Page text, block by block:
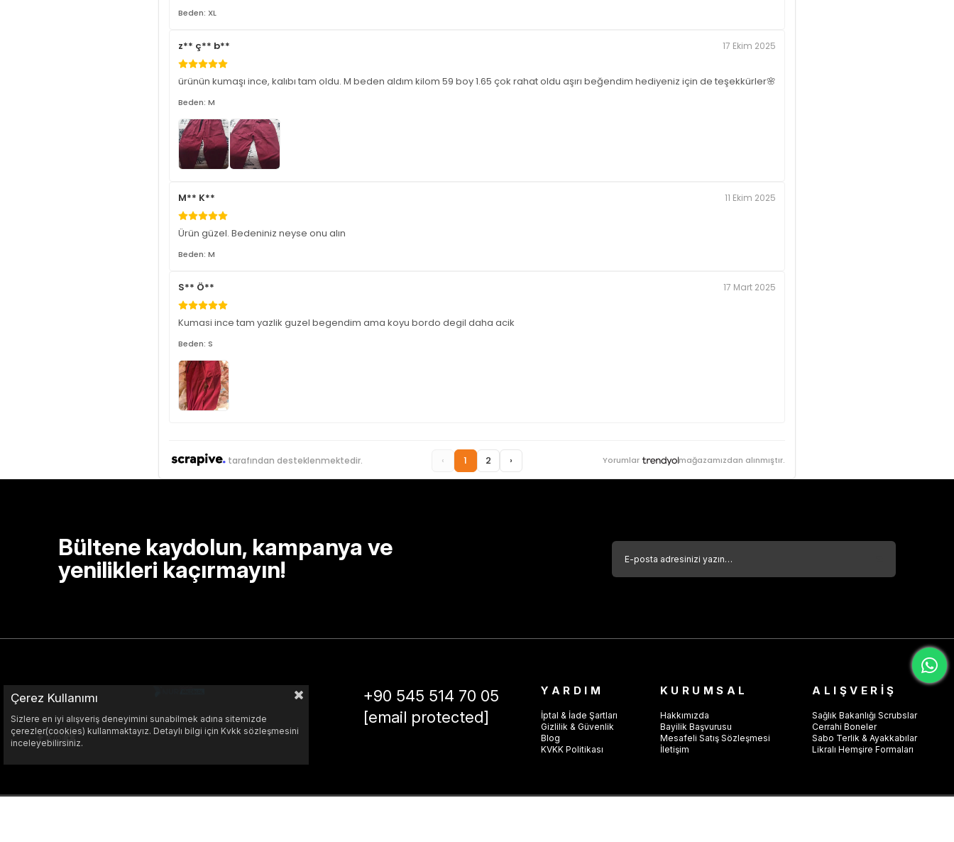
Beden: XL
z** ç** b** 17 Ekim 2025
ürünün kumaşı ince, kalıbı tam oldu. M beden aldım kilom 59 boy 1.65 çok rahat oldu aşırı beğendim hediyeniz için de teşekkürler🌸
Beden: M
M** K** 11 Ekim 2025
Ürün güzel. Bedeniniz neyse onu alın
Beden: M
S** Ö** 17 Mart 2025
Kumasi ince tam yazlik guzel begendim ama koyu bordo degil daha acik
Beden: S
tarafından desteklenmektedir. ‹ 1 2 › Yorumlar mağazamızdan alınmıştır.
Bültene kaydolun, kampanya ve
yenilikleri kaçırmayın!
+90 545 514 70 05
[email protected]
YARDIM
İptal & İade Şartları
Gizlilik & Güvenlik
Blog
KVKK Politikası
KURUMSAL
Hakkımızda
Bayilik Başvurusu
Mesafeli Satış Sözleşmesi
İletişim
ALIŞVERİŞ
Sağlık Bakanlığı Scrubslar
Cerrahi Boneler
Sabo Terlik & Ayakkabılar
Likralı Hemşire Formaları
Çerez Kullanımı
Sizlere en iyi alışveriş deneyimini sunabilmek adına sitemizde
çerezler(cookies) kullanmaktayız. Detaylı bilgi için Kvkk sözleşmesini
inceleyebilirsiniz.